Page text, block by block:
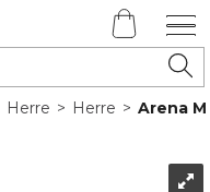
Herre> Herre>Arena M